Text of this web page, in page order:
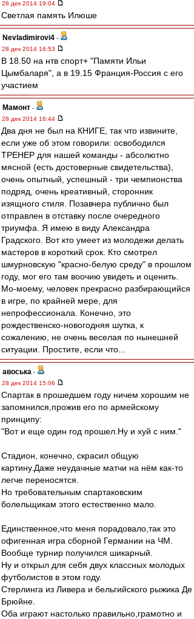
28 дек 2014 19:04
Светлая память Илюше
Nevladimirovi4 -
28 дек 2014 16:53
В 18.50 на нтв спорт+ "Памяти Ильи
Цымбаларя", а в 19.15 Франция-Россия с его
участием
Мамонт -
28 дек 2014 16:44
Два дня не был на КНИГЕ, так что извините,
если уже об этом говорили: освободился
ТРЕНЕР для нашей команды - абсолютно
мясной (есть достоверные свидетельства),
очень опытный, успешный - три чемпионства
подряд, очень креативный, сторонник
изящного стиля. Позавчера публично был
отправлен в отставку после очередного
триумфа. Я имею в виду Александра
Градского. Вот кто умеет из молодежи делать
мастеров в короткий срок. Кто смотрел
шмурновскую "красно-белую среду" в прошлом
году, мог его там воочию увидеть и оценить.
Мо-моему, человек прекрасно разбирающийся
в игре, по крайней мере, для
непрофессионала. Конечно, это
рождественско-новогодняя шутка, к
сожалению, не очень веселая по нынешней
ситуации. Простите, если что...
авоська -
28 дек 2014 15:06
Спартак в прошедшем году ничем хорошим не
запомнился,прожив его по армейскому
принципу:
"Вот и еще один год прошел.Ну и хуй с ним."
Стадион, конечно, скрасил общую
картину.Даже неудачные матчи на нём как-то
легче переносятся.
Но требовательным спартаковским
болельщикам этого естественно мало.
Единственное,что меня порадовало,так это
офигенная игра сборной Германии на ЧМ.
Вообще турнир получился шикарный.
Ну и открыл для себя двух классных молодых
футболистов в этом году.
Стерлинга из Ливера и бельгийского рыжика Де
Брюйне.
Оба играют настолько правильно,грамотно и